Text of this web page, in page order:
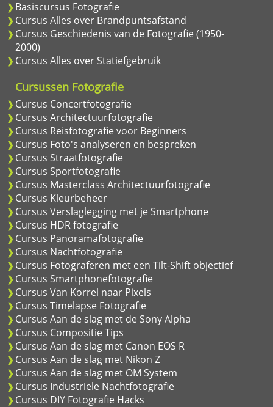
Basiscursus Fotografie
Cursus Alles over Brandpuntsafstand
Cursus Geschiedenis van de Fotografie (1950-
2000)
Cursus Alles over Statiefgebruik
Cursussen Fotografie
Cursus Concertfotografie
Cursus Architectuurfotografie
Cursus Reisfotografie voor Beginners
Cursus Foto's analyseren en bespreken
Cursus Straatfotografie
Cursus Sportfotografie
Cursus Masterclass Architectuurfotografie
Cursus Kleurbeheer
Cursus Verslaglegging met je Smartphone
Cursus HDR fotografie
Cursus Panoramafotografie
Cursus Nachtfotografie
Cursus Fotograferen met een Tilt-Shift objectief
Cursus Smartphonefotografie
Cursus Van Korrel naar Pixels
Cursus Timelapse Fotografie
Cursus Aan de slag met de Sony Alpha
Cursus Compositie Tips
Cursus Aan de slag met Canon EOS R
Cursus Aan de slag met Nikon Z
Cursus Aan de slag met OM System
Cursus Industriele Nachtfotografie
Cursus DIY Fotografie Hacks